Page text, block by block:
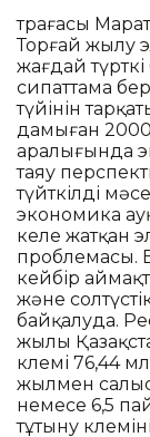
төрағасы
Торғай жылу
жағдай
сипаттама
түйінін
дамыған
аралығында
таяу
түйткілді
экономика
келе жатқан
проблемасы.
кейбір
және
байқалуда.
жылы
көлемі 76,44
жылмен
немесе 6,5
тұтыну